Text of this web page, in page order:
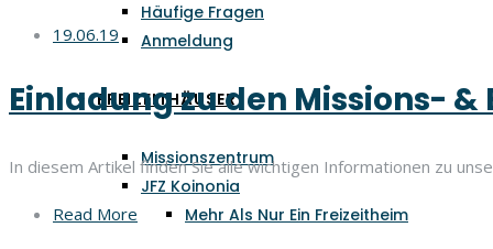
Häufige Fragen
Anmeldung
FREIZEITHÄUSER
Missionszentrum
JFZ Koinonia
Mehr Als Nur Ein Freizeitheim
19.06.19
Einladung zu den Missions-
In diesem Artikel finden Sie alle wichtigen Informationen zu
Read More